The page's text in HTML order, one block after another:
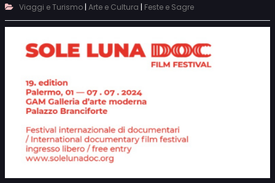
Viaggi e Turismo| Arte e Cultura | Feste e Sagre